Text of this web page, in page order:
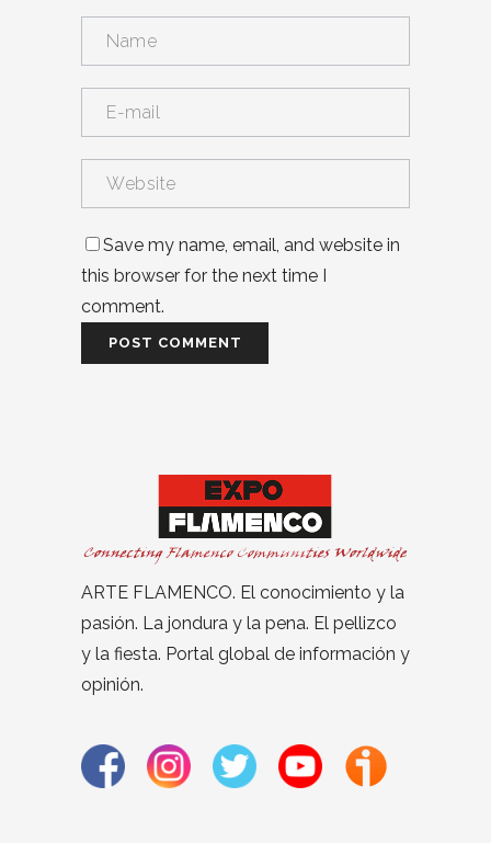
Save my name, email, and website in
this browser for the next time I
comment.
ARTE FLAMENCO. El conocimiento y la
pasión. La jondura y la pena. El pellizco
y la fiesta. Portal global de información y
opinión.